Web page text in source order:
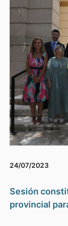
24/07/2023
Sesión
provincial